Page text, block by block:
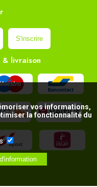
livraison
vos informations,
la fonctionnalité du